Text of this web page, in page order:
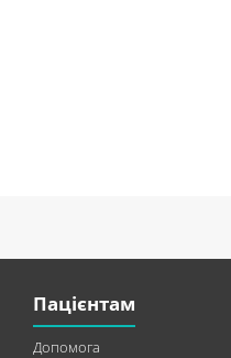
Пацієнтам
Допомога